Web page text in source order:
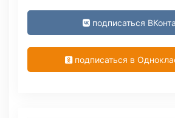
подписаться
подписаться в